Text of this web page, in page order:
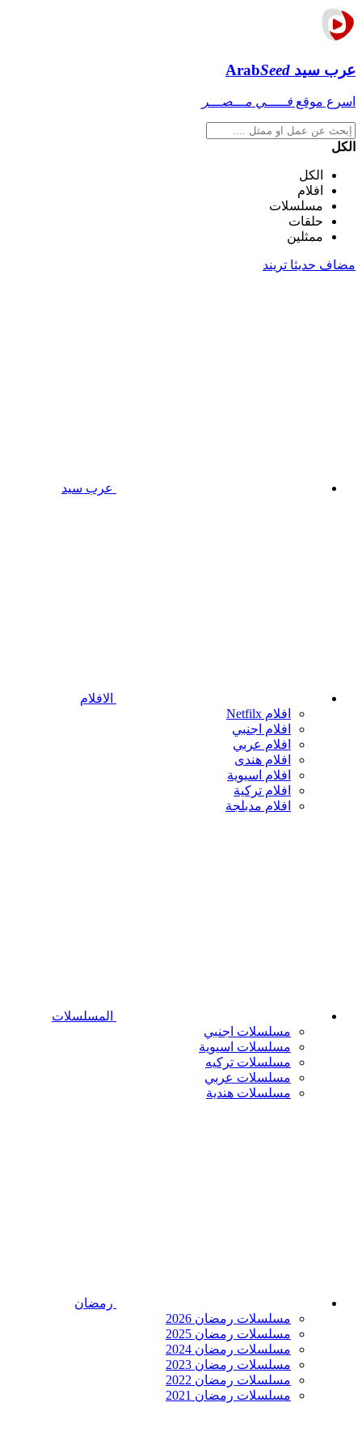
عرب سيد ArabSeed
اسرع موقع فـــــي مـــصـــر
الكل
الكل
افلام
مسلسلات
حلقات
ممثلين
مضاف حديثا تريند
عرب سيد
الافلام
افلام Netfilx
افلام اجنبي
افلام عربي
افلام هندى
افلام اسيوية
افلام تركية
افلام مدبلجة
المسلسلات
مسلسلات اجنبي
مسلسلات اسيوية
مسلسلات تركيه
مسلسلات عربي
مسلسلات هندية
رمضان
مسلسلات رمضان 2026
مسلسلات رمضان 2025
مسلسلات رمضان 2024
مسلسلات رمضان 2023
مسلسلات رمضان 2022
مسلسلات رمضان 2021